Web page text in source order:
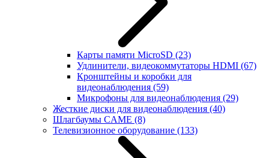
Карты памяти MicroSD (23)
Удлинители, видеокоммутаторы HDMI (67)
Кронштейны и коробки для
видеонаблюдения (59)
Микрофоны для видеонаблюдения (29)
Жесткие диски для видеонаблюдения (40)
Шлагбаумы CAME (8)
Телевизионное оборудование (133)